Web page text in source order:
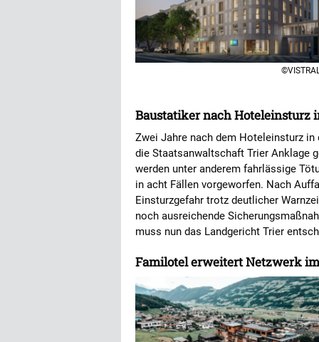
Baustatiker nach Hoteleinsturz
Zwei Jahre nach dem Hoteleinsturz
die Staatsanwaltschaft Trier Anklage
werden unter anderem fahrlässige
in acht Fällen vorgeworfen. Nach
Einsturzgefahr trotz deutlicher
noch ausreichende
muss nun das Landgericht Trier
Familotel erweitert Netzwerk